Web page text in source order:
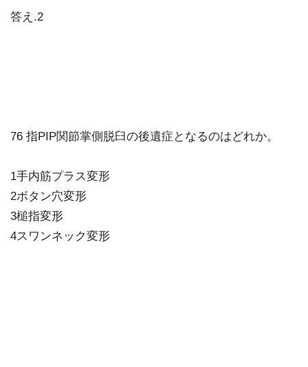
答え.2
76 指PIP関節掌側脱臼の後遺症となるのはどれか。
1手内筋プラス変形
2ボタン穴変形
3槌指変形
4スワンネック変形